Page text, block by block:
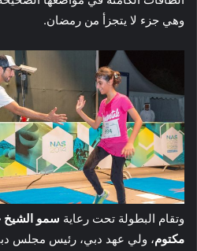
وهي جزء لا يتجزأ من رمضان.
وتقام البطولة تحت رعاية سمو الشيخ
مكتوم، ولي عهد دبي، رئيس مجلس